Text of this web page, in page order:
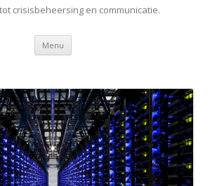
crisisbeheersing en communicatie.
Menu Spring
inhoud